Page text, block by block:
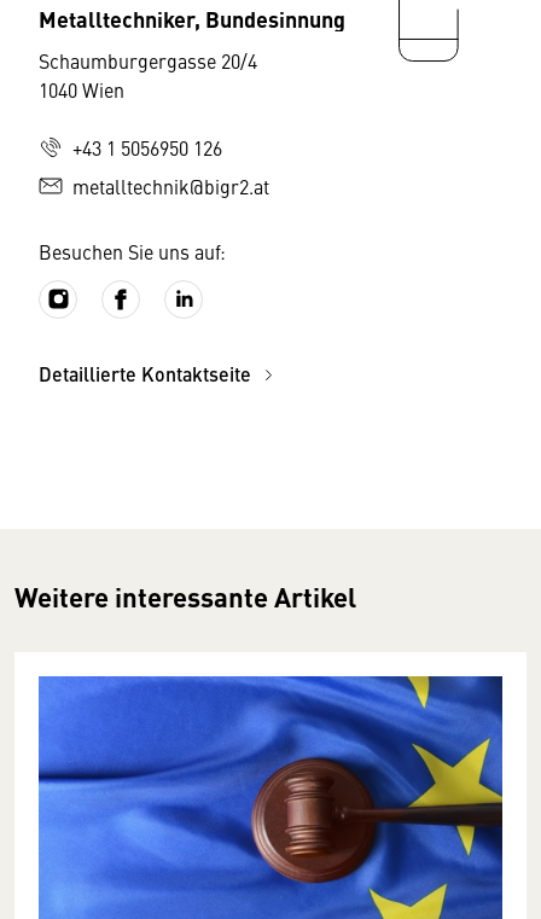
Metalltechniker, Bundesinnung
Schaumburgergasse 20/4
1040 Wien
+43 1 5056950 126
metalltechnik@bigr2.at
Besuchen Sie uns auf:
Detaillierte Kontaktseite
Weitere interessante Artikel